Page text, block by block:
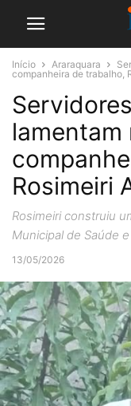
Início Araraquara
companheira de trabalho,
lamentam
Rosimeiri
Rosimeiri construiu
Municipal de Saúde
13/05/2026